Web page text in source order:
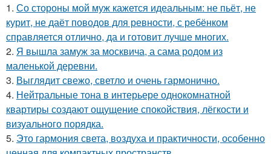
1. Со стороны мой муж кажется идеальным: не пьёт, не
курит, не даёт поводов для ревности, с ребёнком
справляется отлично, да и готовит лучше многих.
2. Я вышла замуж за москвича, а сама родом из
маленькой деревни.
3. Выглядит свежо, светло и очень гармонично.
4. Нейтральные тона в интерьере однокомнатной
квартиры создают ощущение спокойствия, лёгкости и
визуального порядка.
5. Это гармония света, воздуха и практичности, особенно